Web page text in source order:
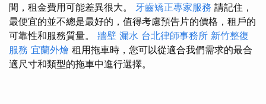
間，租金費用可能差異很大。 牙齒矯正專家服務 請記住，
最便宜的並不總是最好的，值得考慮預告片的價格，租戶的
可靠性和服務質量。 牆壁 漏水 台北律師事務所 新竹整復
服務 宜蘭外燴 租用拖車時，您可以從適合我們需求的最合
適尺寸和類型的拖車中進行選擇。